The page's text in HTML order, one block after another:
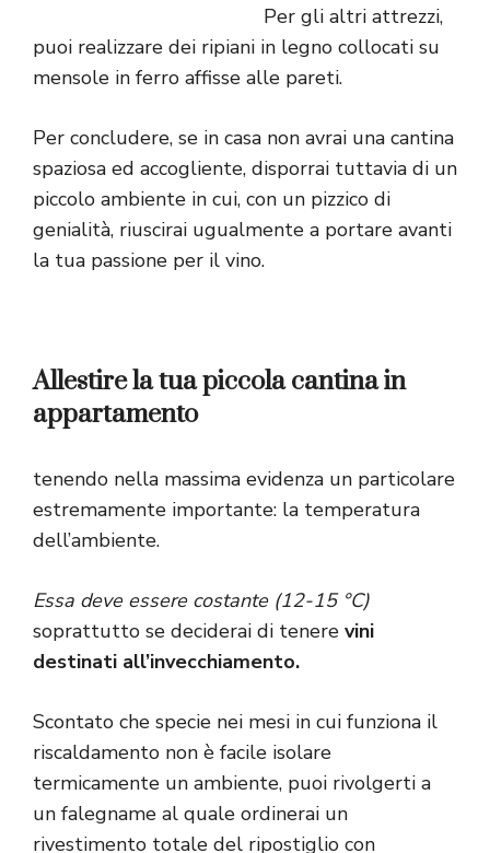
Per gli altri attrezzi,
puoi realizzare dei ripiani in legno collocati su
mensole in ferro affisse alle pareti.
Per concludere, se in casa non avrai una cantina
spaziosa ed accogliente, disporrai tuttavia di un
piccolo ambiente in cui, con un pizzico di
genialità, riuscirai ugualmente a portare avanti
la tua passione per il vino.
Allestire la tua piccola cantina in
appartamento
tenendo nella massima evidenza un particolare
estremamente importante: la temperatura
dell’ambiente.
Essa deve essere costante (12-15 °C)
soprattutto se deciderai di tenere vini
destinati all’invecchiamento.
Scontato che specie nei mesi in cui funziona il
riscaldamento non è facile isolare
termicamente un ambiente, puoi rivolgerti a
un falegname al quale ordinerai un
rivestimento totale del ripostiglio con